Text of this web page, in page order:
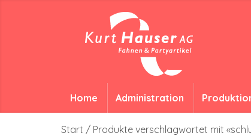
Home Administration
Start / Produkte verschlagwortet mit